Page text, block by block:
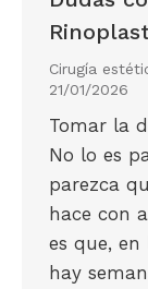
Cirugía
21/01/2026
Tomar la
No lo es
parezca
hace con
es que,
hay